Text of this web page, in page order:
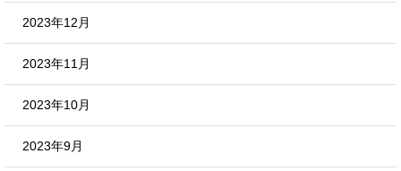
2023年12月
2023年11月
2023年10月
2023年9月